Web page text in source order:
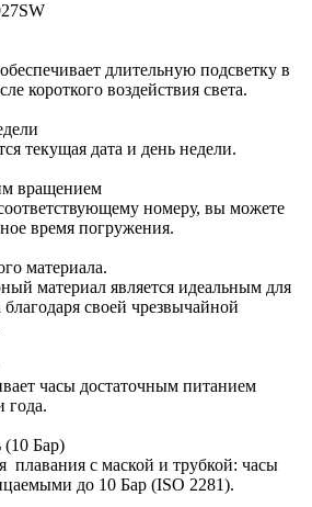
длительную подсветку в
короткого воздействия света.
текущая дата и день недели.
вращением
номеру, вы можете
время погружения.
материала.
материал является идеальным для
своей чрезвычайной
часы достаточным питанием
года.
(10 Бар)
плавания с маской и трубкой: часы
до 10 Бар (ISO 2281).